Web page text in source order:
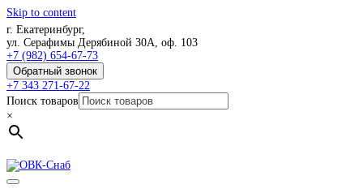
Skip to content
г. Екатеринбург,
ул. Серафимы Дерябиной 30А, оф. 103
+7 (982) 654-67-73
Обратный звонок
+7 343 271-67-22
Поиск товаров
×